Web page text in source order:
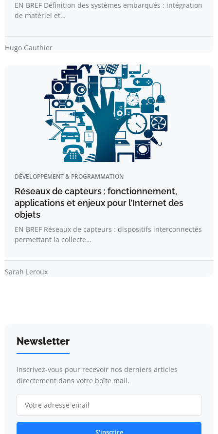
EN BREF Définition des systèmes embarqués : intégration
de matériel et…
Hugo Gauthier
DÉVELOPPEMENT & PROGRAMMATION
Réseaux de capteurs : fonctionnement,
applications et enjeux pour l’Internet des
objets
EN BREF Réseaux de capteurs : dispositifs interconnectés
permettant la collecte…
Sarah Leroux
Newsletter
Inscrivez-vous pour recevoir nos derniers articles
directement dans votre boîte mail.
S'inscrire